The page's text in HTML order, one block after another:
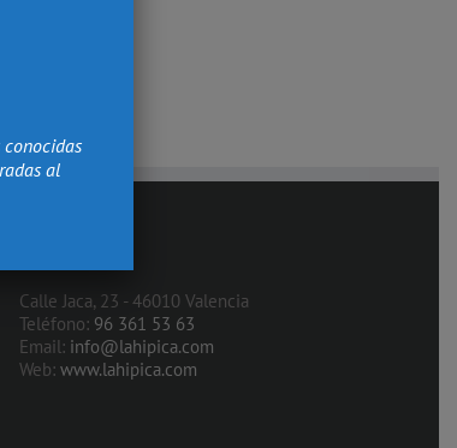
Calle Jaca, 23 - 46010 Valencia
Teléfono: 96 361 53 63
Email: info@lahipica.com
Web: www.lahipica.com
conocidas
al